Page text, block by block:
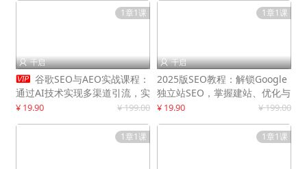
1章1课
 千启
 谷歌SEO与AEO实战课程：
通过AI技术实现多渠道引流，实
现网站流量增长300%
¥ 19.90 ¥ 199.00
1章1课
 千启
2025版SEO教程：解锁Google
独立站SEO，掌握建站、优化与
变现技巧
¥ 19.90 ¥ 199.00
1章1课 1章1课